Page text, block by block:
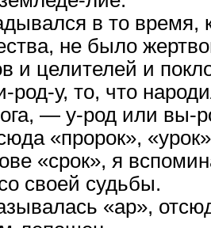
в то
не было
и целителей и
род-у, то, что
— у-род или вы-
«пророк»,
«срок», я
своей судьбы.
«ар»,